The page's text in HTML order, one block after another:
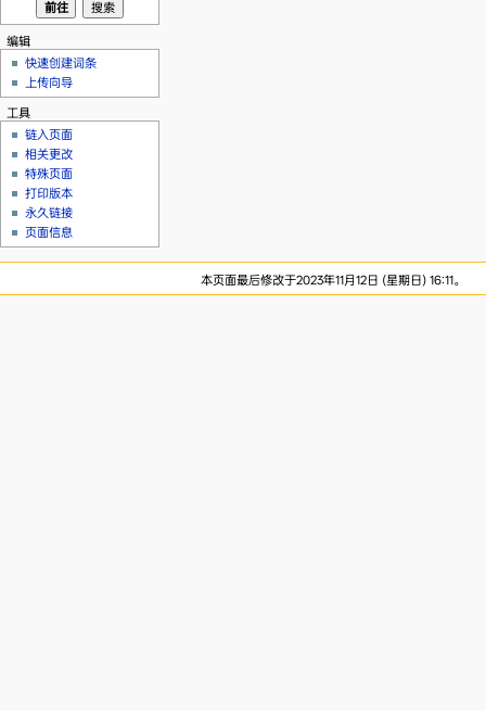
编辑
快速创建词条
上传向导
工具
链入页面
相关更改
特殊页面
打印版本
永久链接
页面信息
本页面最后修改于2023年11月12日 (星期日) 16:11。